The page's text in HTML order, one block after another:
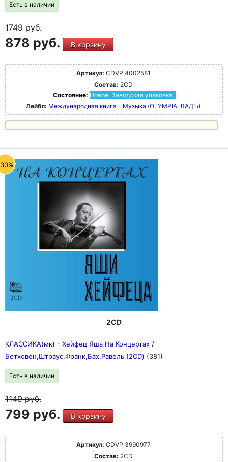
Есть в наличии
1749руб.
878 руб. В корзину
Артикул: CDVP 4002581
Состав: 2CD
Состояние: Новое. Заводская упаковка.
Лейбл: Международная книга - Музыка (OLYMPIA, ЛАДЪ)
2CD
КЛАССИКА(мк) - Хейфец Яша На Концертах /
Бетховен,Штраус,Франк,Бах,Равель (2CD) (381)
Есть в наличии
1149руб.
799 руб. В корзину
Артикул: CDVP 3990977
Состав: 2CD